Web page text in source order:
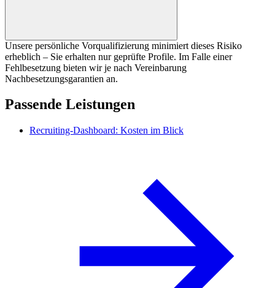
Unsere persönliche Vorqualifizierung minimiert dieses Risiko
erheblich – Sie erhalten nur geprüfte Profile. Im Falle einer
Fehlbesetzung bieten wir je nach Vereinbarung
Nachbesetzungsgarantien an.
Passende Leistungen
Recruiting-Dashboard: Kosten im Blick